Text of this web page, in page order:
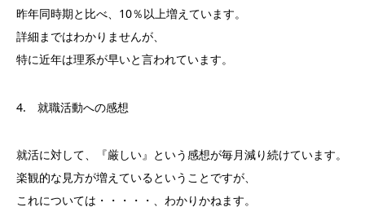
昨年同時期と比べ、10％以上増えています。
詳細まではわかりませんが、
特に近年は理系が早いと言われています。
4. 就職活動への感想
就活に対して、『厳しい』という感想が毎月減り続けています。
楽観的な見方が増えているということですが、
これについては・・・・・、わかりかねます。